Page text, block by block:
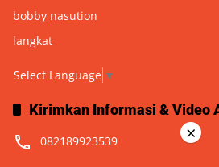
bobby nasution
langkat
Select Language ▼
Kirimkan Informasi & Video
082189923539 ×